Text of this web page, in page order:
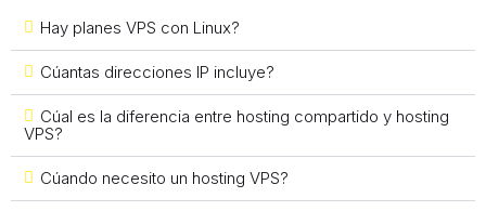
Hay planes VPS con Linux?
Cúantas direcciones IP incluye?
Cúal es la diferencia entre hosting compartido y hosting
VPS?
Cúando necesito un hosting VPS?